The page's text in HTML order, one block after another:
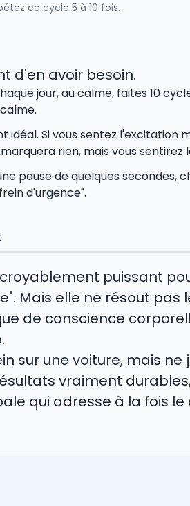
ce cycle 5 à 10 fois.
d'en avoir besoin.
jour, au calme, faites 10
idéal. Si vous sentez l'excitation
rien, mais vous sentirez
pause de quelques secondes,
d'urgence".
puissant
Mais elle ne résout pas
de conscience
sur une voiture, mais
vraiment
qui adresse à la fois le